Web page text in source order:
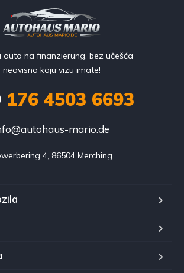
auta na finanzierung, bez učešća
neovisno koju vizu imate!
176 4503 6693
mario.de
4, 86504 Merching